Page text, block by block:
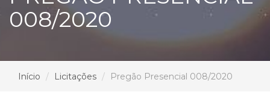
008/2020
Início Licitações Pregão Presencial 008/2020